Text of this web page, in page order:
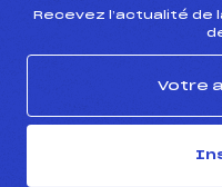
Recevez l’actualité de